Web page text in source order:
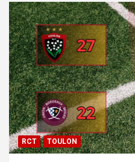
RCT TOULON